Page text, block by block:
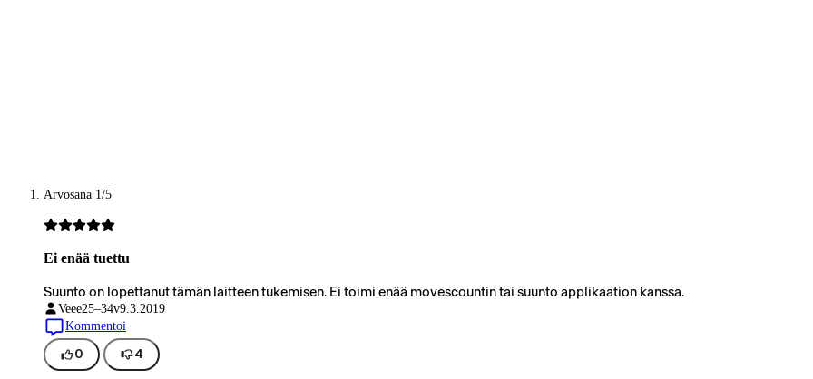
Arvosana 1/5
Ei enää tuettu
Suunto on lopettanut tämän laitteen tukemisen. Ei toimi enää movescountin tai suunto applikaation kanssa.
Veee25–34v9.3.2019
Kommentoi
0 4